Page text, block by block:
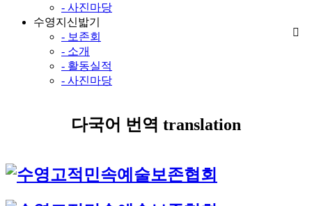
- 사진마당
수영지신밟기
- 보존회
- 소개
- 활동실적
- 사진마당
다국어 번역 translation